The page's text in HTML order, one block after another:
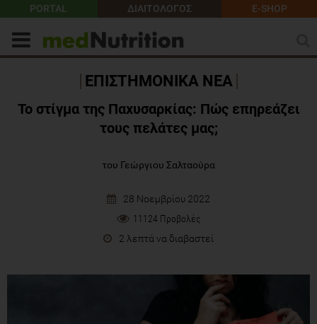
PORTAL ΔΙΑΙΤΟΛΟΓΟΣ E-SHOP
ΕΠΙΣΤΗΜΟΝΙΚΑ ΝΕΑ
Το στίγμα της Παχυσαρκίας: Πώς επηρεάζει
τους πελάτες μας;
του Γεώργιου Σαλταούρα
28 Νοεμβρίου 2022
11124 Προβολές
2 λεπτά να διαβαστεί